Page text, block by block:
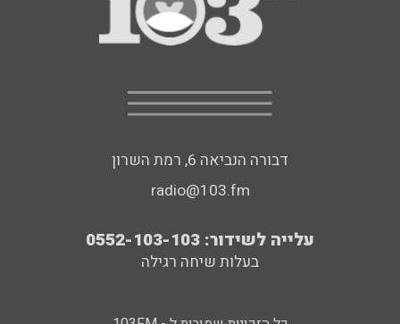
דבורה הנביאה 6, רמת השרון
radio@103.fm
עלייה לשידור: 0552-103-103
בעלות שיחה רגילה